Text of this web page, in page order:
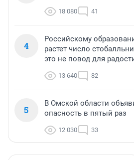
18 080 41
4
Российскому
растет число
это не повод для
13 640 82
5
В Омской области
опасность в пятый раз
12 030 33